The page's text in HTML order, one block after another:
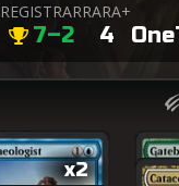
REGISTRAR
7–2
RARA+
4
x2